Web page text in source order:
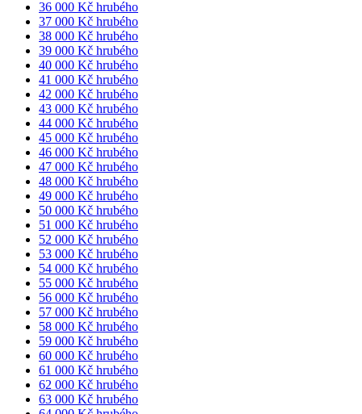
36 000 Kč hrubého
37 000 Kč hrubého
38 000 Kč hrubého
39 000 Kč hrubého
40 000 Kč hrubého
41 000 Kč hrubého
42 000 Kč hrubého
43 000 Kč hrubého
44 000 Kč hrubého
45 000 Kč hrubého
46 000 Kč hrubého
47 000 Kč hrubého
48 000 Kč hrubého
49 000 Kč hrubého
50 000 Kč hrubého
51 000 Kč hrubého
52 000 Kč hrubého
53 000 Kč hrubého
54 000 Kč hrubého
55 000 Kč hrubého
56 000 Kč hrubého
57 000 Kč hrubého
58 000 Kč hrubého
59 000 Kč hrubého
60 000 Kč hrubého
61 000 Kč hrubého
62 000 Kč hrubého
63 000 Kč hrubého